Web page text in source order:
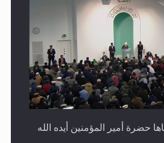
حضرة أمير المؤمنين أيده الله